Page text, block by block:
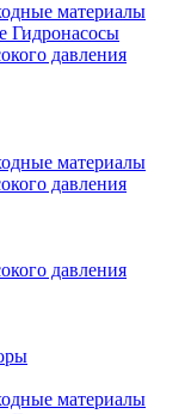
материалы
Гидронасосы
давления
материалы
давления
давления
материалы